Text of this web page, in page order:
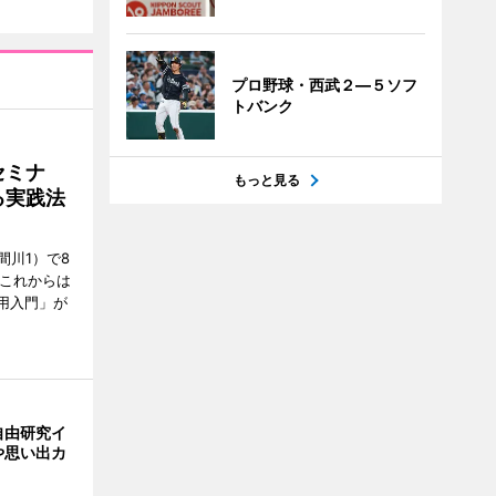
ミナ
践法
川1）で8
れからは
入門」が
研究イ
い出カ
プロ野球・西武２―５ソフ
トバンク
もっと見る